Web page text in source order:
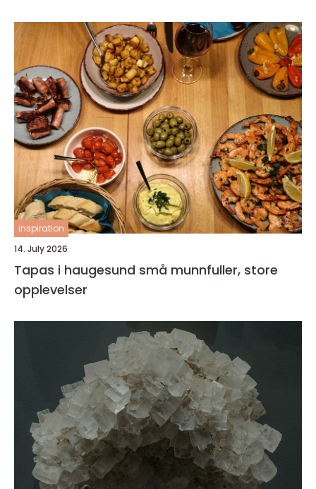
inspiration
14. July 2026
Tapas i haugesund små munnfuller, store
opplevelser